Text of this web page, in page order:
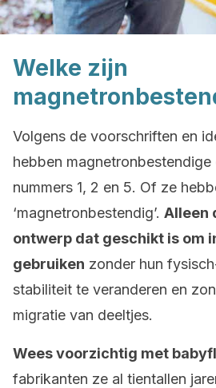
Welke zijn
Volgens de voorschriften en
hebben
nummers 1, 2 en 5. Of ze
‘magnetronbestendig’. Alleen
ontwerp dat geschikt is om
gebruiken zonder hun
stabiliteit te veranderen en
migratie van deeltjes.
Wees voorzichtig met
fabrikanten ze al tientallen